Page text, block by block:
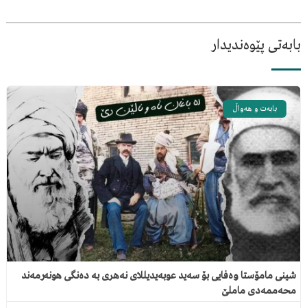
بابەتی پێوەندیدار
بابەت و هەواڵ
شینی مامۆستا وەفایی بۆ سەید عوبەیدیللای نەهری بە دەنگی هونەرمەند
محەممەدی ماملێ